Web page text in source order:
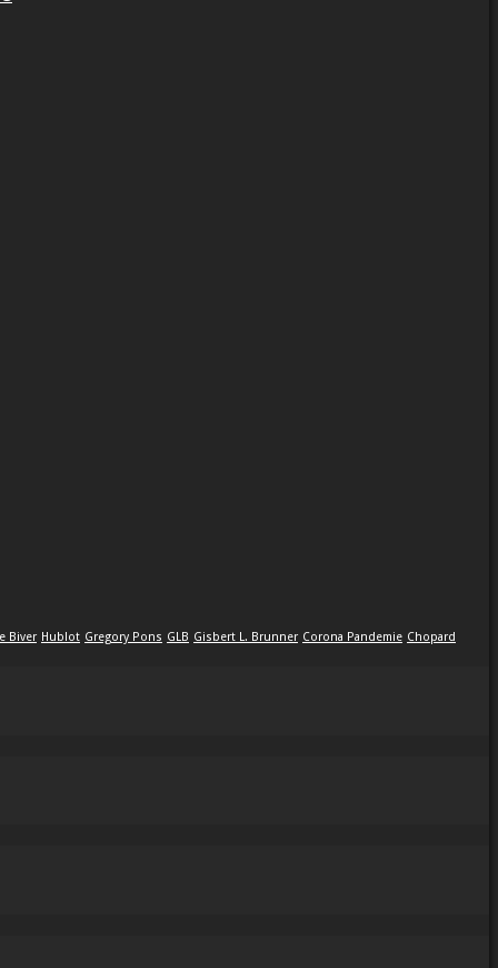
Biver Hublot Gregory Pons GLB Gisbert L. Brunner Corona Pandemie Chopard